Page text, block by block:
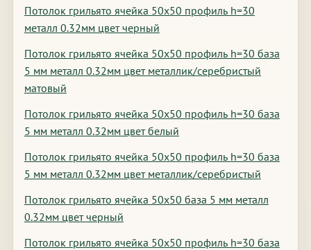
Потолок грильято ячейка 50х50 профиль h=30
металл 0.32мм цвет черный
Потолок грильято ячейка 50х50 профиль h=30 база
5 мм металл 0.32мм цвет металлик/серебристый
матовый
Потолок грильято ячейка 50х50 профиль h=30 база
5 мм металл 0.32мм цвет белый
Потолок грильято ячейка 50х50 профиль h=30 база
5 мм металл 0.32мм цвет металлик/серебристый
Потолок грильято ячейка 50х50 база 5 мм металл
0.32мм цвет черный
Потолок грильято ячейка 50х50 профиль h=30 база